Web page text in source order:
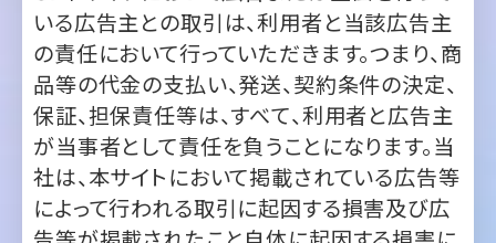
保証、担保責任等は、すべて、利用者と広告主
が当事者として責任を負うことになります。当
社は、本サイトにおいて掲載されている広告等
によって行われる取引に起因する損害及び広
告等が掲載されたこと自体に起因する損害に
ついては一切責任を負いません。
６．利用者が、本サイト及び本サービスの利用
にあたってその責により当社に何らかの損害